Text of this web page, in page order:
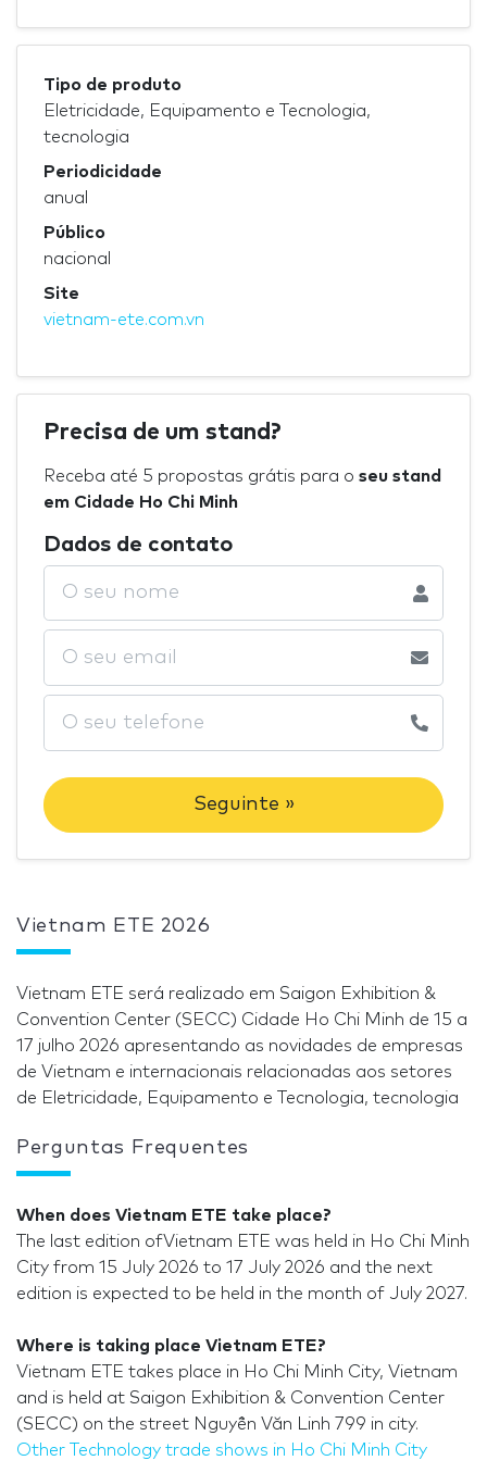
Tipo de produto
Eletricidade, Equipamento e Tecnologia,
tecnologia
Periodicidade
anual
Público
nacional
Site
vietnam-ete.com.vn
Precisa de um stand?
Receba até 5 propostas grátis para o seu stand
em Cidade Ho Chi Minh
Dados de contato
Seguinte »
Vietnam ETE 2026
Vietnam ETE será realizado em Saigon Exhibition &
Convention Center (SECC) Cidade Ho Chi Minh de 15 a
17 julho 2026 apresentando as novidades de empresas
de Vietnam e internacionais relacionadas aos setores
de Eletricidade, Equipamento e Tecnologia, tecnologia
Perguntas Frequentes
When does Vietnam ETE take place?
The last edition ofVietnam ETE was held in Ho Chi Minh
City from 15 July 2026 to 17 July 2026 and the next
edition is expected to be held in the month of July 2027.
Where is taking place Vietnam ETE?
Vietnam ETE takes place in Ho Chi Minh City, Vietnam
and is held at Saigon Exhibition & Convention Center
(SECC) on the street Nguyễn Văn Linh 799 in city.
Other Technology trade shows in Ho Chi Minh City